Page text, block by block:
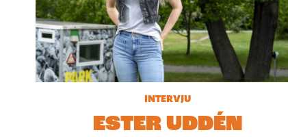
INTERVJU
ESTER UDDÉN